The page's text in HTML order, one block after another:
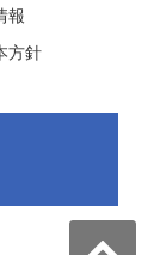
報
方針